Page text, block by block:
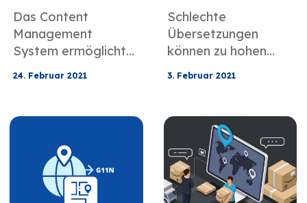
System?
Das Content
Management
System ermöglicht
sse zu erstellen, zu
ändern und zu
veröffentlichen.
Wenn Sie eine gut
24. Februar 2021
kosten
Schlechte
Übersetzungen
können zu hohen
Übersetzungsfehler
im Marketing,
Übersetzungsfehler
in der Werbung und
insbesondere um 5
3. Februar 2021